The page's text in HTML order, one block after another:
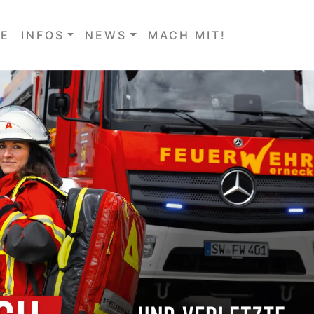
INFOS NEWS MACH MIT!